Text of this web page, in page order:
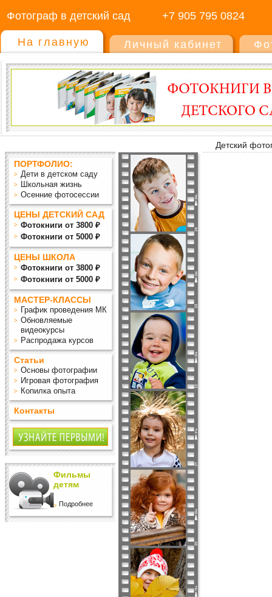
Фотограф в детский сад +7 905 795 0824
На главную Личный кабинет
Детский
ПОРТФОЛИО:
Дети в детском саду
Школьная жизнь
Осенние фотосессии
ЦЕНЫ ДЕТСКИЙ САД
Фотокниги от 3800 ₽
Фотокниги от 5000 ₽
ЦЕНЫ ШКОЛА
Фотокниги от 3800 ₽
Фотокниги от 5000 ₽
МАСТЕР-КЛАССЫ
График проведения МК
Обновляемые
видеокурсы
Распродажа курсов
Статьи
Основы фотографии
Игровая фотография
Копилка опыта
Контакты
Фильмы
детям
Подробнее